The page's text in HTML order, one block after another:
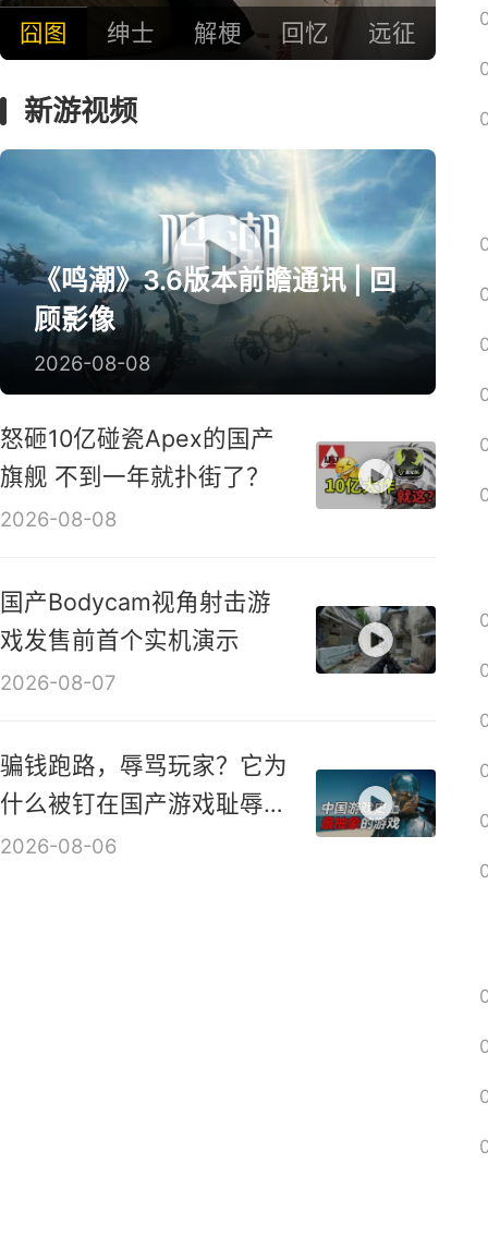
一看吓一跳：雷死
人不偿命的囧图集
（1171）
prev next
囧图 绅士 解梗 回忆 远征
新游视频
顾影像
2026-08-08
2026-08-08
网易搜